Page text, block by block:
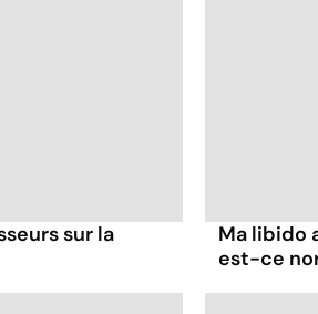
sur la
Ma libido
est-ce